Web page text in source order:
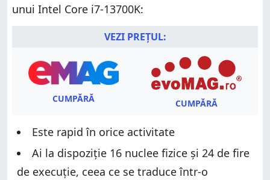
unui Intel Core i7-13700K:
VEZI PREȚUL:
CUMPĂRĂ CUMPĂRĂ
Este rapid în orice activitate
Ai la dispoziție 16 nuclee fizice și 24 de fire
de execuție, ceea ce se traduce într-o